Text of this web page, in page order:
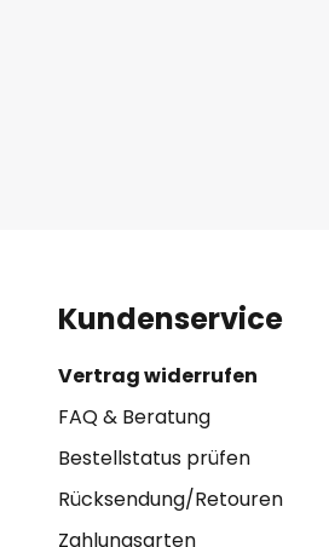
Kundenservice
Vertrag widerrufen
FAQ & Beratung
Bestellstatus prüfen
Rücksendung/Retouren
Zahlungsarten